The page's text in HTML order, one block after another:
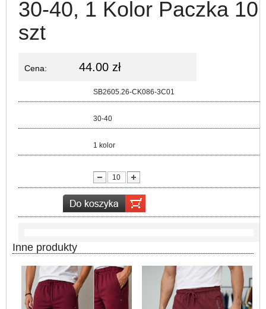
30-40, 1 Kolor Paczka 10
szt
Cena: 44.00 zł
SB2605.26-CK086-3C01
30-40
1 kolor
Inne produkty